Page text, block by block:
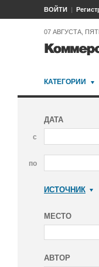
ВОЙТИ
07 АВГУСТА,
КАТЕГОРИИ
ДАТА
с
по
ИСТОЧНИК
МЕСТО
АВТОР